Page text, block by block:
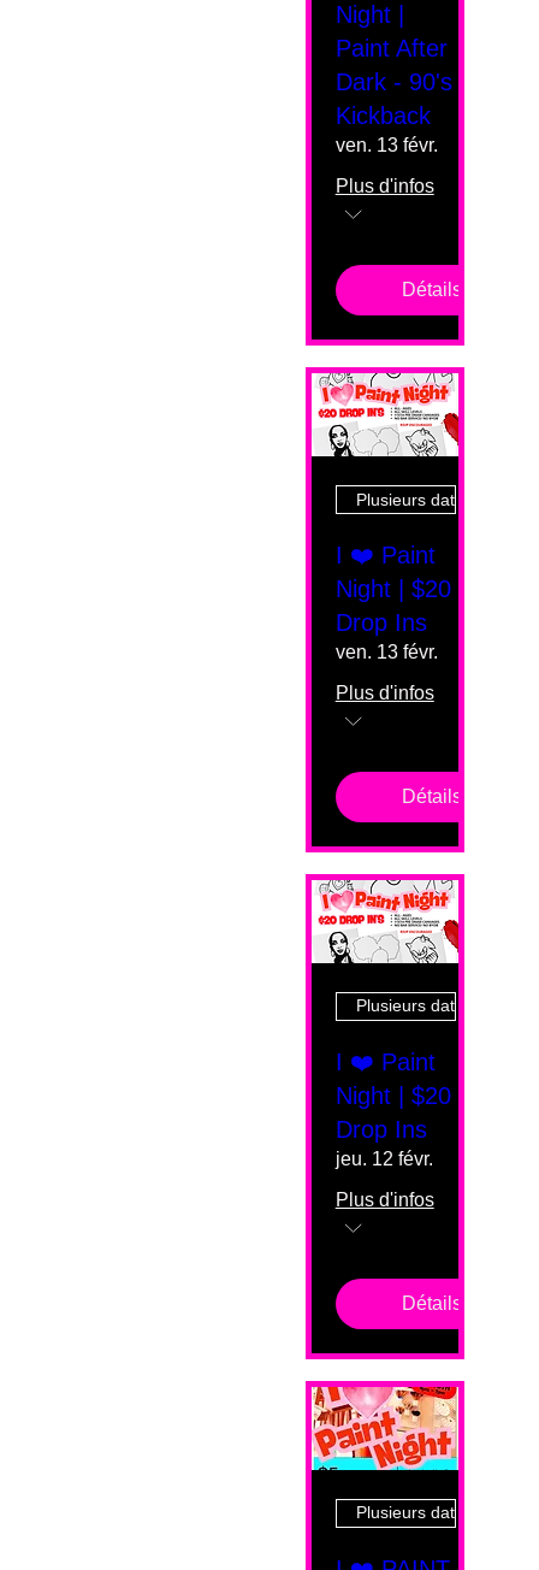
Night |
Paint After
Dark - 90's
Kickback
ven. 13 févr.
Plus d'infos
Détails
Plusieurs dates
I ❤️ Paint
Night | $20
Drop Ins
ven. 13 févr.
Plus d'infos
Détails
Plusieurs dates
I ❤️ Paint
Night | $20
Drop Ins
jeu. 12 févr.
Plus d'infos
Détails
Plusieurs dates